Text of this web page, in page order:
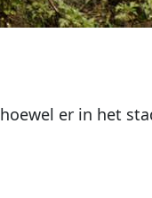
er in het